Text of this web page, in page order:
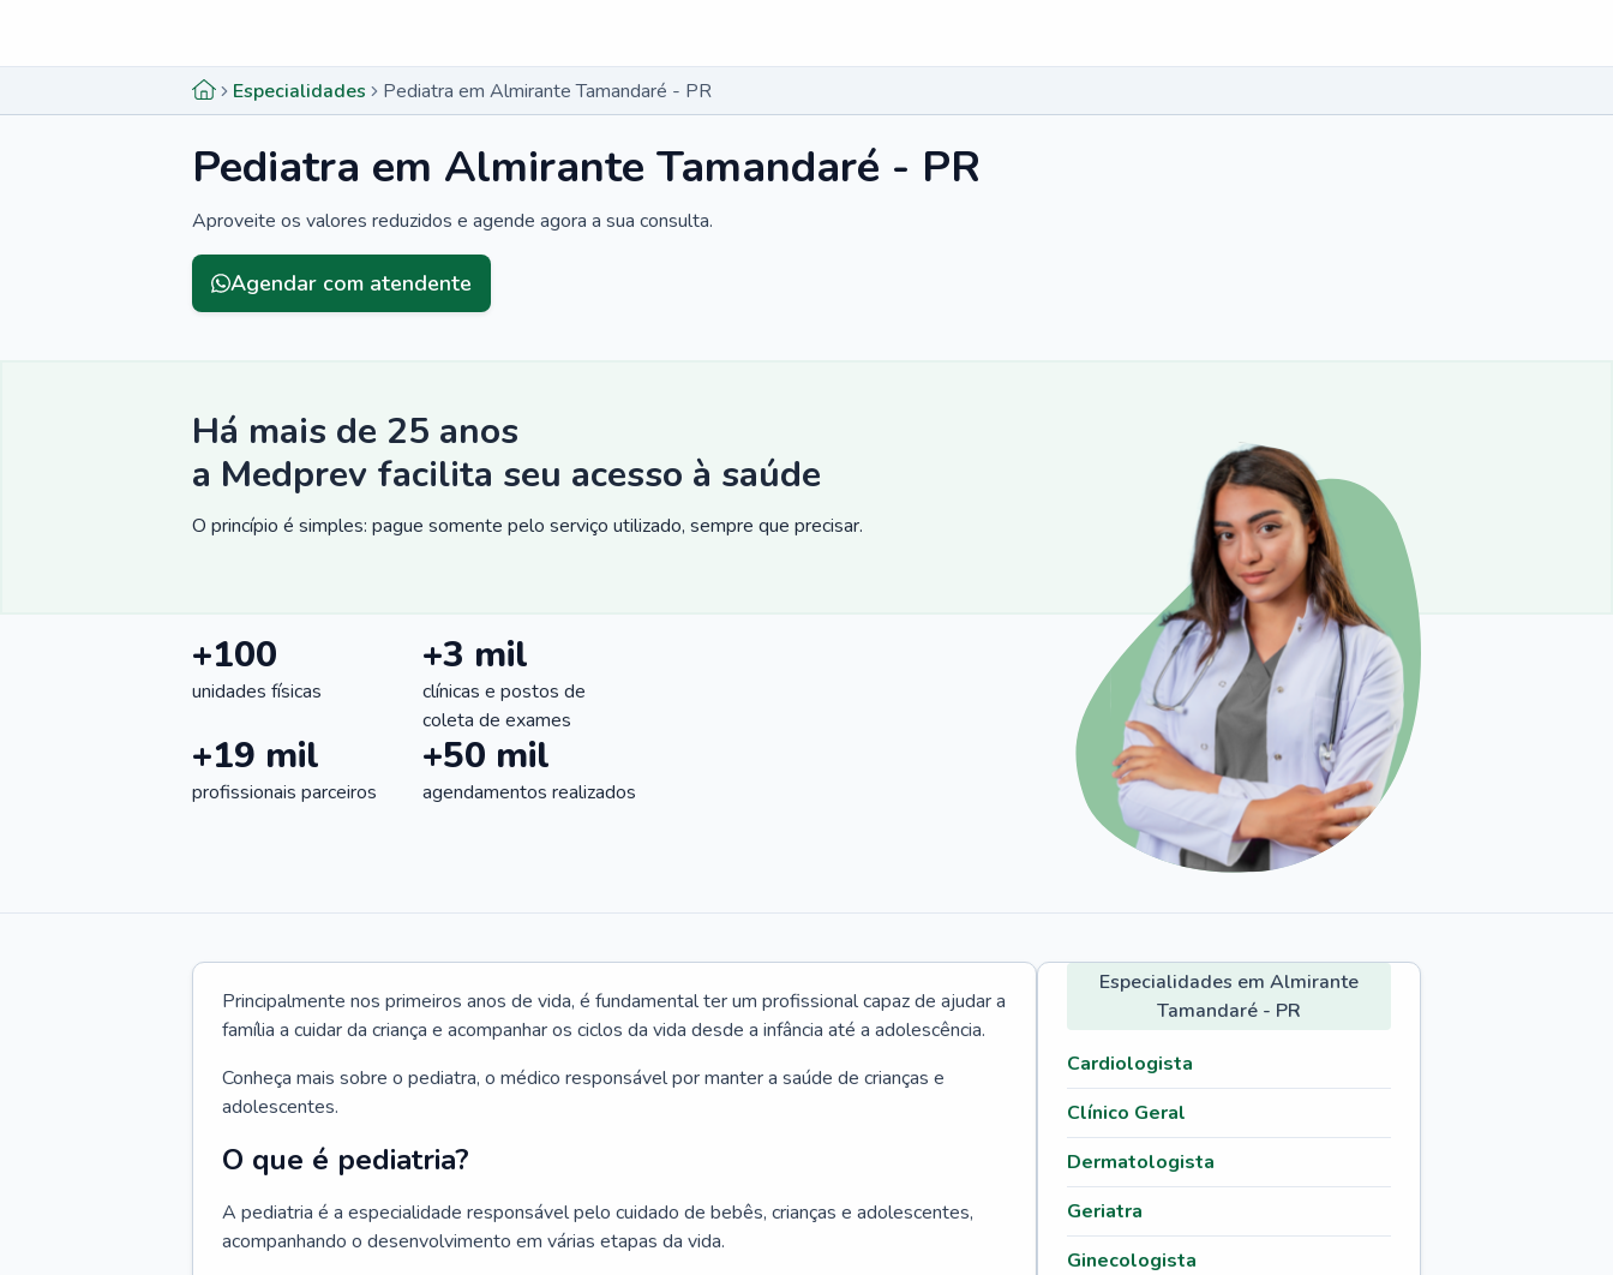
Especialidades Pediatra em Almirante Tamandaré - PR
Pediatra em Almirante Tamandaré - PR
Aproveite os valores reduzidos e agende agora a sua consulta.
Agendar com atendente
Há mais de 25 anos
a Medprev facilita seu acesso à saúde
O princípio é simples: pague somente pelo serviço utilizado, sempre que precisar.
+100
unidades físicas
+3 mil
clínicas e postos de
coleta de exames
+19 mil
profissionais parceiros
+50 mil
agendamentos realizados
Principalmente nos primeiros anos de vida, é fundamental ter um profissional capaz de ajudar a
família a cuidar da criança e acompanhar os ciclos da vida desde a infância até a adolescência.
Conheça mais sobre o pediatra, o médico responsável por manter a saúde de crianças e
adolescentes.
O que é pediatria?
A pediatria é a especialidade responsável pelo cuidado de bebês, crianças e adolescentes,
acompanhando o desenvolvimento em várias etapas da vida.
Especialidades em Almirante
Tamandaré - PR
Cardiologista
Clínico Geral
Dermatologista
Geriatra
Ginecologista